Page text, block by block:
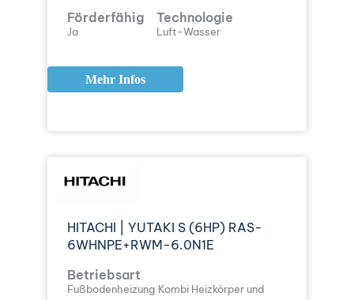
Förderfähig
Ja
Technologie
Luft-Wasser
Mehr Infos
HITACHI | YUTAKI S (6HP) RAS-
6WHNPE+RWM-6.0N1E
Betriebsart
Fußbodenheizung Kombi Heizkörper und